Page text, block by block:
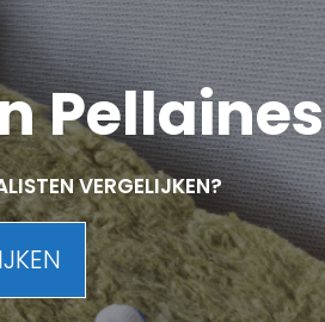
Pellaines
VERGELIJKEN?